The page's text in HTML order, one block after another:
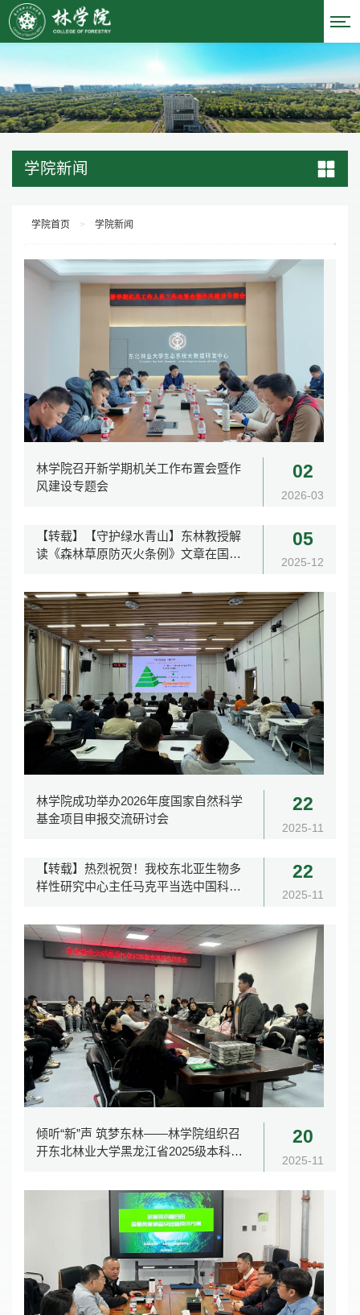
学院新闻
学院首页 > 学院新闻
林学院召开新学期机关工作布置会暨作
风建设专题会
02
2026-03
【转载】【守护绿水青山】东林教授解
读《森林草原防灭火条例》文章在国家
05
2025-12
林学院成功举办2026年度国家自然科学
基金项目申报交流研讨会
22
2025-11
【转载】热烈祝贺！我校东北亚生物多
样性研究中心主任马克平当选中国科学
22
2025-11
倾听“新”声 筑梦东林——林学院组织召
开东北林业大学黑龙江省2025级本科新
20
2025-11